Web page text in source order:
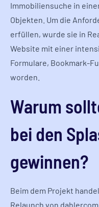
Immobiliensuche in
Objekten. Um die
erfüllen, wurde sie in
Website mit einer
Formulare, Bookmark-
worden.
Warum
bei den
gewinnen?
Beim dem Projekt
Relaunch von